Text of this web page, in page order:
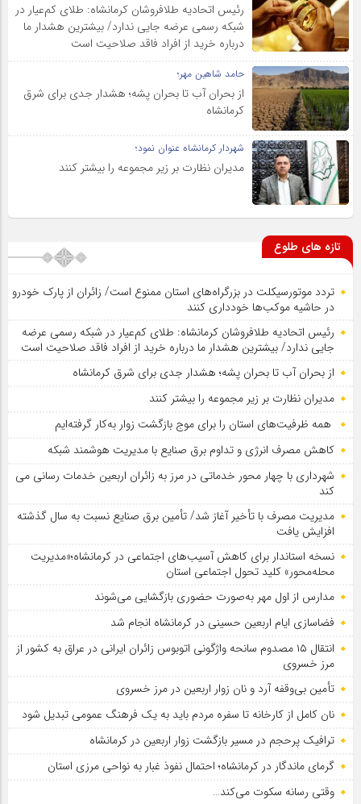
رئیس اتحادیه طلافروشان کرمانشاه: طلای کم‌عیار در
شبکه رسمی عرضه جایی ندارد/ بیشترین هشدار ما
درباره خرید از افراد فاقد صلاحیت است
حامد شاهین مهر؛
از بحران آب تا بحران پشه؛ هشدار جدی برای شرق
کرمانشاه
شهردار کرمانشاه عنوان نمود؛
مدیران نظارت بر زیر مجموعه را بیشتر کنند
تازه های طلوع
تردد موتورسیکلت در بزرگراه‌های استان ممنوع است/ زائران از پارک خودرو
در حاشیه موکب‌ها خودداری کنند
رئیس اتحادیه طلافروشان کرمانشاه: طلای کم‌عیار در شبکه رسمی عرضه
جایی ندارد/ بیشترین هشدار ما درباره خرید از افراد فاقد صلاحیت است
از بحران آب تا بحران پشه؛ هشدار جدی برای شرق کرمانشاه
مدیران نظارت بر زیر مجموعه را بیشتر کنند
همه ظرفیت‌های استان را برای موج بازگشت زوار به‌کار گرفته‌ایم
کاهش مصرف انرژی و تداوم برق صنایع با مدیریت هوشمند شبکه
شهرداری با چهار محور خدماتی در مرز به زائران اربعین خدمات رسانی می
کند
مدیریت مصرف با تأخیر آغاز شد/ تأمین برق صنایع نسبت به سال گذشته
افزایش یافت
نسخه استاندار برای کاهش آسیب‌های اجتماعی در کرمانشاه؛«مدیریت
محله‌محور» کلید تحول اجتماعی استان
مدارس از اول مهر به‌صورت حضوری بازگشایی می‌شوند
فضاسازی ایام اربعین حسینی در کرمانشاه انجام شد
انتقال ۱۵ مصدوم سانحه واژگونی اتوبوس زائران ایرانی در عراق به کشور از
مرز خسروی
تأمین بی‌وقفه آرد و نان زوار اربعین در مرز خسروی
نان کامل از کارخانه تا سفره مردم باید به یک فرهنگ عمومی تبدیل شود
ترافیک پرحجم در مسیر بازگشت زوار اربعین در کرمانشاه
گرمای ماندگار در کرمانشاه؛ احتمال نفوذ غبار به نواحی مرزی استان
وقتی رسانه سکوت می‌کند…